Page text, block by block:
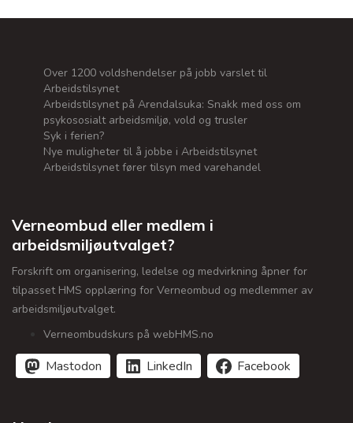
Over 1200 voldshendelser på jobb varslet til
Arbeidstilsynet
Arbeidstilsynet på Arendalsuka: Snakk med oss om
psykososialt arbeidsmiljø, vold og trusler
Syk i ferien?
Nye muligheter til å jobbe i Arbeidstilsynet
Arbeidstilsynet fører tilsyn med varehandel
Verneombud eller medlem i
arbeidsmiljøutvalget?
Forskrift om organisering, ledelse og medvirkning åpner for
tilpasset HMS opplæring for Verneombud og medlemmer av
arbeidsmiljøutvalget.
Verneombudskurs på webHMS.no
Mastodon LinkedIn Facebook